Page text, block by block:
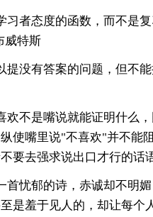
习者态度的函数，而不是复
特斯
提没有答案的问题，但不
欢不是嘴说就能证明什么
使嘴里说"不喜欢"并不能
要去强求说出口才行的话
首忧郁的诗，赤诚却不明
是羞于见人的，却让每个